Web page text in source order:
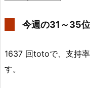
今週の31～35
1637 回totoで、支持
す。